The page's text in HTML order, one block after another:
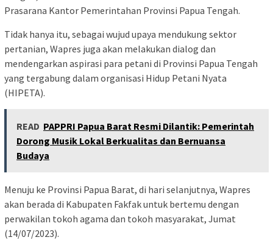
Prasarana Kantor Pemerintahan Provinsi Papua Tengah.
Tidak hanya itu, sebagai wujud upaya mendukung sektor
pertanian, Wapres juga akan melakukan dialog dan
mendengarkan aspirasi para petani di Provinsi Papua Tengah
yang tergabung dalam organisasi Hidup Petani Nyata
(HIPETA).
READ PAPPRI Papua Barat Resmi Dilantik: Pemerintah
Dorong Musik Lokal Berkualitas dan Bernuansa
Budaya
Menuju ke Provinsi Papua Barat, di hari selanjutnya, Wapres
akan berada di Kabupaten Fakfak untuk bertemu dengan
perwakilan tokoh agama dan tokoh masyarakat, Jumat
(14/07/2023).